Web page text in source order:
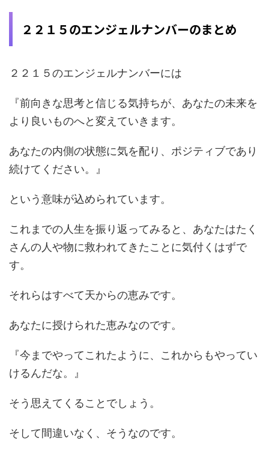
２２１５のエンジェルナンバーのまとめ
２２１５のエンジェルナンバーには
『前向きな思考と信じる気持ちが、あなたの未来を
より良いものへと変えていきます。
あなたの内側の状態に気を配り、ポジティブであり
続けてください。』
という意味が込められています。
これまでの人生を振り返ってみると、あなたはたく
さんの人や物に救われてきたことに気付くはずで
す。
それらはすべて天からの恵みです。
あなたに授けられた恵みなのです。
『今までやってこれたように、これからもやってい
けるんだな。』
そう思えてくることでしょう。
そして間違いなく、そうなのです。